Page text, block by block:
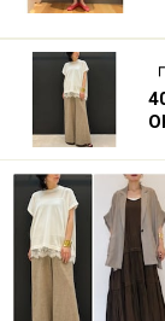
プリーツスカ
いう動作がし
また、繊細に
濯機で洗うこ
躍するポイン